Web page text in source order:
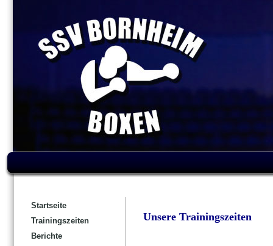
Startseite
Trainingszeiten
Berichte
Unsere Trainingszeiten